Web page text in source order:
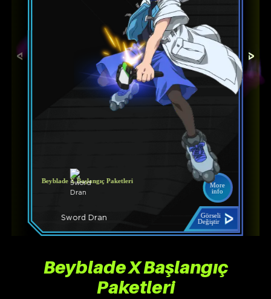
Sword Dran Görseli
Değiştir
Beyblade X Başlangıç Paketleri
More
info
Beyblade X Başlangıç
Paketleri